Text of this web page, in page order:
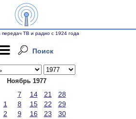
ТВ и радио с 1924 года
Поиск
Ноябрь 1977
7 14 21
28
1 8 15 22
29
2 9 16 23
30